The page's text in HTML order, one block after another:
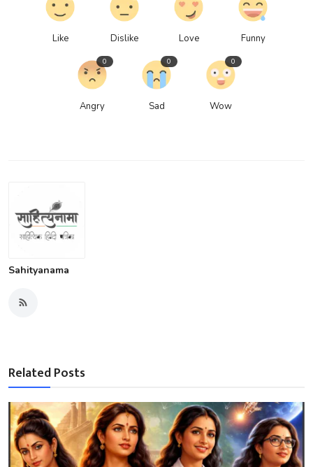
Like Dislike Love Funny
Angry
0
Sad
0
Wow
0
Sahityanama
Related Posts